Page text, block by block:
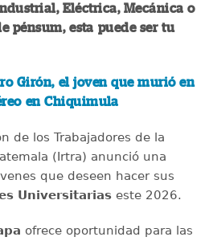
Eléctrica, Mecánica o
pénsum, esta puede ser tu
Girón, el joven que murió en
en Chiquimula
de los Trabajadores de la
(Irtra) anunció una
que deseen hacer sus
Universitariaseste 2026.
ofrece oportunidad para las